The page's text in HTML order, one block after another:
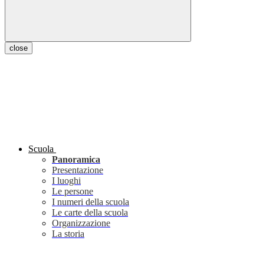
close
Scuola
Panoramica
Presentazione
I luoghi
Le persone
I numeri della scuola
Le carte della scuola
Organizzazione
La storia